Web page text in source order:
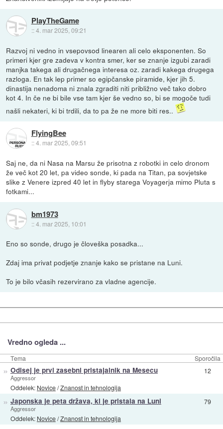
PlayTheGame
::4. mar 2025, 09:21
Razvoj ni vedno in vsepovsod linearen ali celo eksponenten. So
primeri kjer gre zadeva v kontra smer, ker se znanje izgubi zaradi
manjka takega ali drugačnega interesa oz. zaradi kakega drugega
razloga. En tak lep primer so egipčanske piramide, kjer jih 5.
dinastija nenadoma ni znala zgraditi niti približno več tako dobro
kot 4. In če ne bi bile vse tam kjer še vedno so, bi se mogoče tudi
našli nekateri, ki bi trdili, da to pa že ne more biti res..
FlyingBee
::4. mar 2025, 09:51
Saj ne, da ni Nasa na Marsu že prisotna z robotki in celo dronom
že več kot 20 let, pa video sonde, ki pada na Titan, pa sovjetske
slike z Venere izpred 40 let in flyby starega Voyagerja mimo Pluta s
fotkami...
bm1973
::4. mar 2025, 10:01
Eno so sonde, drugo je človeška posadka...
Zdaj ima privat podjetje znanje kako se pristane na Luni.
To je bilo včasih rezervirano za vladne agencije.
Vredno ogleda ...
Tema Sporočila
» Odisej je prvi zasebni pristajalnik na Mesecu
Aggressor
Oddelek: Novice/Znanost in tehnologija
12
» Japonska je peta država, ki je pristala na Luni
Aggressor
Oddelek: Novice/Znanost in tehnologija
79